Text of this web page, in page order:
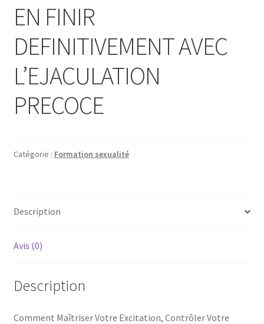
EN FINIR
DEFINITIVEMENT AVEC
L’EJACULATION
PRECOCE
Catégorie : Formation sexualité
Description
Avis (0)
Description
Comment Maîtriser Votre Excitation, Contrôler Votre